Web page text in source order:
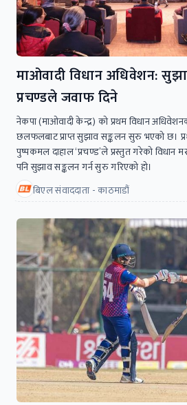
माओवादी विधान अधिवेशन:
प्रचण्डले जवाफ दिने
नेकपा (माओवादी केन्द्र) को प्रथम विधान
छलफलबाट प्राप्त सुझाव सङ्कलन सुरु भएको छ।
पुष्पकमल दाहाल ‘प्रचण्ड’ले प्रस्तुत गरेको विधान
पनि सुझाव सङ्कलन गर्न सुरु गरिएको हो।
बिएल संवाददाता - काठमाडौं